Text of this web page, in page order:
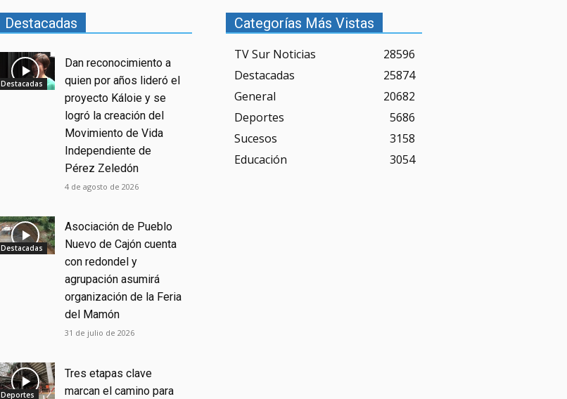
Destacadas
Destacadas
Dan reconocimiento a
quien por años lideró el
proyecto Káloie y se
logró la creación del
Movimiento de Vida
Independiente de
Pérez Zeledón
4 de agosto de 2026
Destacadas
Asociación de Pueblo
Nuevo de Cajón cuenta
con redondel y
agrupación asumirá
organización de la Feria
del Mamón
31 de julio de 2026
Deportes
Tres etapas clave
marcan el camino para
Categorías Más Vistas
TV Sur Noticias
28596
Destacadas
25874
General
20682
Deportes
5686
Sucesos
3158
Educación
3054